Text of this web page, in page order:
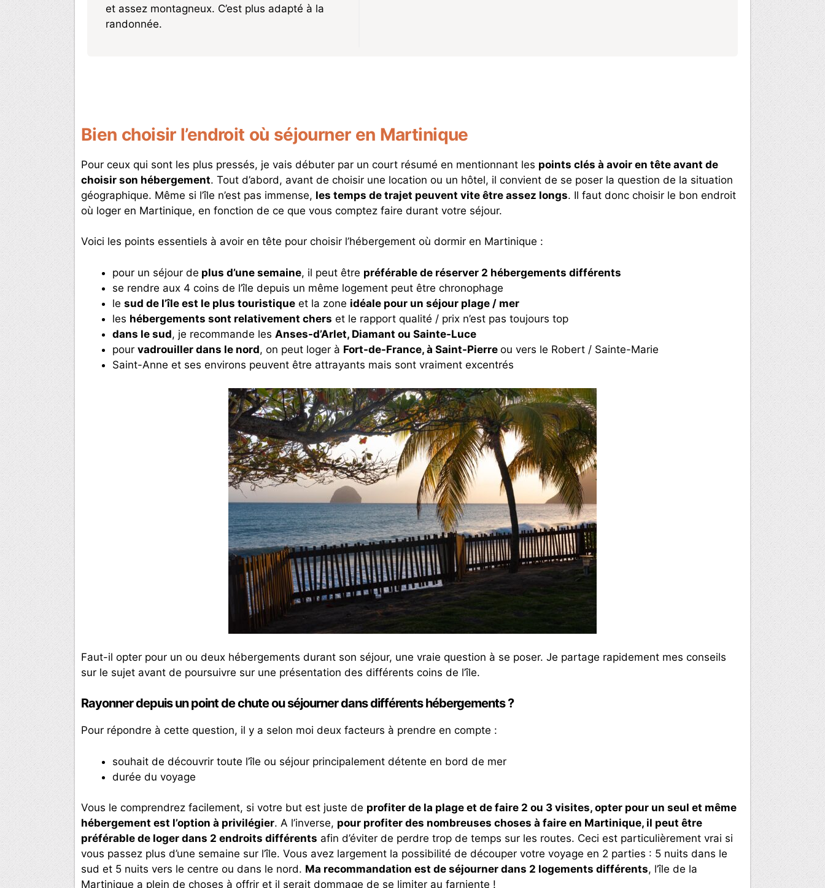
et assez montagneux. C’est plus adapté à la
randonnée.
Bien choisir l’endroit où séjourner en Martinique
Pour ceux qui sont les plus pressés, je vais débuter par un court résumé en mentionnant les points clés à avoir en tête avant de
choisir son hébergement. Tout d’abord, avant de choisir une location ou un hôtel, il convient de se poser la question de la situation
géographique. Même si l’île n’est pas immense, les temps de trajet peuvent vite être assez longs. Il faut donc choisir le bon endroit
où loger en Martinique, en fonction de ce que vous comptez faire durant votre séjour.
Voici les points essentiels à avoir en tête pour choisir l’hébergement où dormir en Martinique :
pour un séjour de plus d’une semaine, il peut être préférable de réserver 2 hébergements différents
se rendre aux 4 coins de l’île depuis un même logement peut être chronophage
le sud de l’île est le plus touristique et la zone idéale pour un séjour plage / mer
les hébergements sont relativement chers et le rapport qualité / prix n’est pas toujours top
dans le sud, je recommande les Anses-d’Arlet, Diamant ou Sainte-Luce
pour vadrouiller dans le nord, on peut loger à Fort-de-France, à Saint-Pierre ou vers le Robert / Sainte-Marie
Saint-Anne et ses environs peuvent être attrayants mais sont vraiment excentrés
Faut-il opter pour un ou deux hébergements durant son séjour, une vraie question à se poser. Je partage rapidement mes conseils
sur le sujet avant de poursuivre sur une présentation des différents coins de l’île.
Rayonner depuis un point de chute ou séjourner dans différents hébergements ?
Pour répondre à cette question, il y a selon moi deux facteurs à prendre en compte :
souhait de découvrir toute l’île ou séjour principalement détente en bord de mer
durée du voyage
Vous le comprendrez facilement, si votre but est juste de profiter de la plage et de faire 2 ou 3 visites, opter pour un seul et même
hébergement est l’option à privilégier. A l’inverse, pour profiter des nombreuses choses à faire en Martinique, il peut être
préférable de loger dans 2 endroits différents afin d’éviter de perdre trop de temps sur les routes. Ceci est particulièrement vrai si
vous passez plus d’une semaine sur l’île. Vous avez largement la possibilité de découper votre voyage en 2 parties : 5 nuits dans le
sud et 5 nuits vers le centre ou dans le nord. Ma recommandation est de séjourner dans 2 logements différents, l’île de la
Martinique a plein de choses à offrir et il serait dommage de se limiter au farniente !